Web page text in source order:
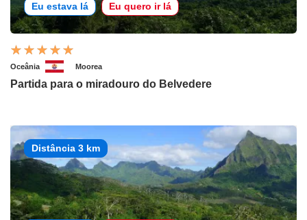
Eu estava lá Eu quero ir lá
Oceânia Moorea
Partida para o miradouro do Belvedere
Distância 3 km